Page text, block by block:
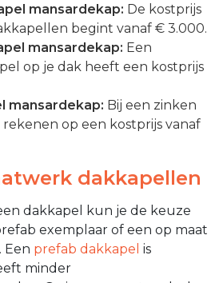
mansardekap: De kostprijs
begint vanaf € 3.000.
mansardekap: Een
op je dak heeft een kostprijs
mansardekap: Bij een zinken
op een kostprijs vanaf
dakkapellen
dakkapel kun je de keuze
exemplaar of een op maat
Een prefab dakkapel is
minder